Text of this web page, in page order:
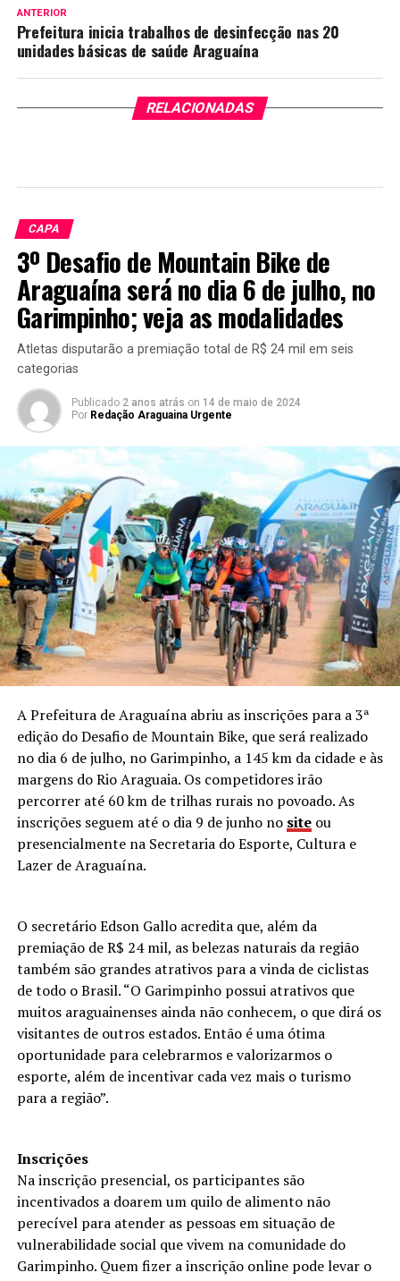
ANTERIOR
Prefeitura inicia trabalhos de desinfecção nas 20
unidades básicas de saúde Araguaína
RELACIONADAS
CAPA
3º Desafio de Mountain Bike de
Araguaína será no dia 6 de julho, no
Garimpinho; veja as modalidades
Atletas disputarão a premiação total de R$ 24 mil em seis
categorias
Publicado 2 anos atrás on 14 de maio de 2024
Por Redação Araguaina Urgente
A Prefeitura de Araguaína abriu as inscrições para a 3ª
edição do Desafio de Mountain Bike, que será realizado
no dia 6 de julho, no Garimpinho, a 145 km da cidade e às
margens do Rio Araguaia. Os competidores irão
percorrer até 60 km de trilhas rurais no povoado. As
inscrições seguem até o dia 9 de junho no site ou
presencialmente na Secretaria do Esporte, Cultura e
Lazer de Araguaína.
O secretário Edson Gallo acredita que, além da
premiação de R$ 24 mil, as belezas naturais da região
também são grandes atrativos para a vinda de ciclistas
de todo o Brasil. “O Garimpinho possui atrativos que
muitos araguainenses ainda não conhecem, o que dirá os
visitantes de outros estados. Então é uma ótima
oportunidade para celebrarmos e valorizarmos o
esporte, além de incentivar cada vez mais o turismo
para a região”.
Inscrições
Na inscrição presencial, os participantes são
incentivados a doarem um quilo de alimento não
perecível para atender as pessoas em situação de
vulnerabilidade social que vivem na comunidade do
Garimpinho. Quem fizer a inscrição online pode levar o